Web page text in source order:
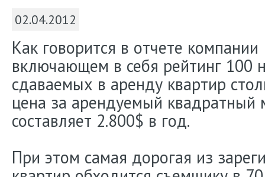
02.04.2012
Как говорится в отчете
включающем в себя рейтинг 100
сдаваемых в аренду квартир
цена за арендуемый квадратный
составляет 2.800$ в год.
При этом самая дорогая из